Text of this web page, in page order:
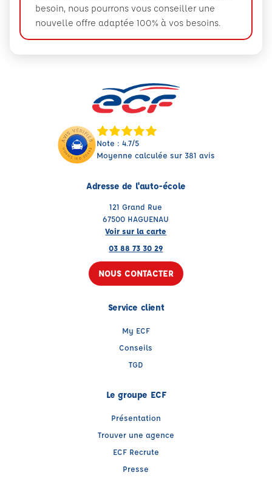
besoin, nous pourrons vous conseiller une
nouvelle offre adaptée 100% à vos besoins.
Note : 4.7/5
Moyenne calculée sur 381 avis
Adresse de l'auto-école
121 Grand Rue
67500 HAGUENAU
Voir sur la carte
03 88 73 30 29
NOUS CONTACTER
Service client
My ECF
Conseils
TGD
Le groupe ECF
Présentation
Trouver une agence
ECF Recrute
Presse